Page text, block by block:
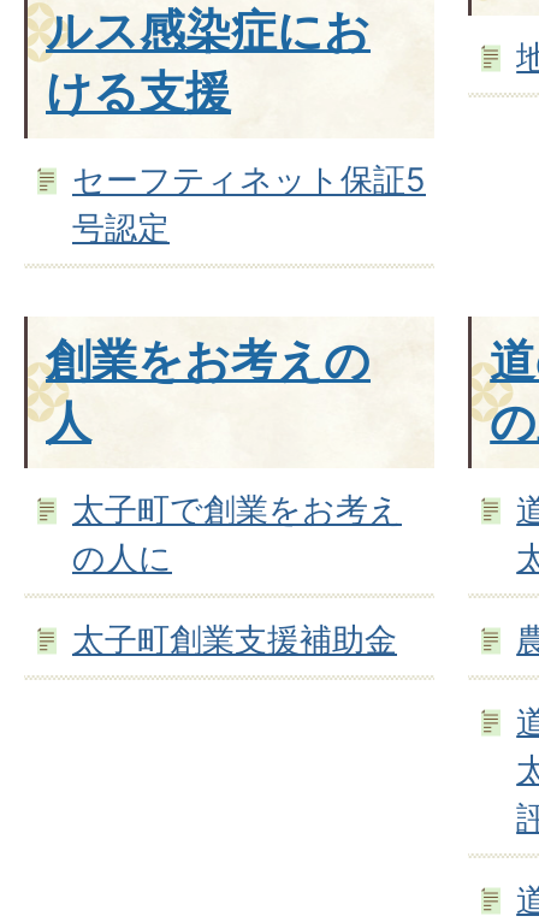
ルス感染症にお
ける支援
セーフティネット保証5
号認定
創業をお考えの
人
太子町で創業をお考え
の人に
太子町創業支援補助金